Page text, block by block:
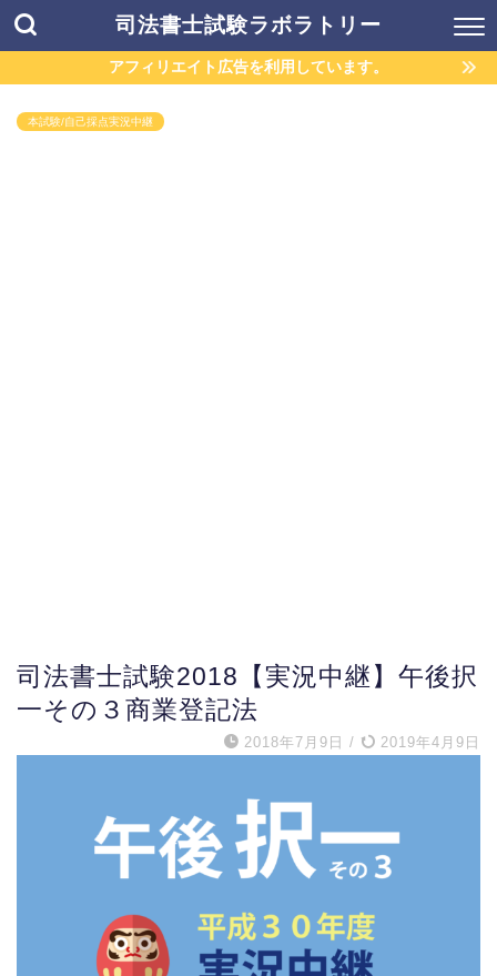
司法書士試験ラボラトリー
アフィリエイト広告を利用しています。
本試験/自己採点実況中継
司法書士試験2018【実況中継】午後択
一その３商業登記法
2018年7月9日 / 2019年4月9日